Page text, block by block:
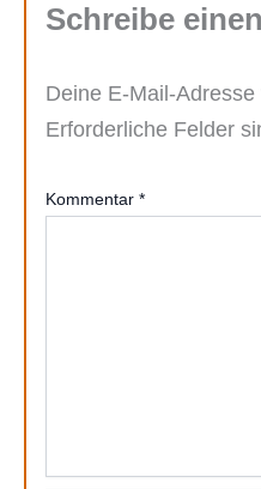
Schreibe
Deine E-Mail-
Erforderliche Felder
Kommentar *